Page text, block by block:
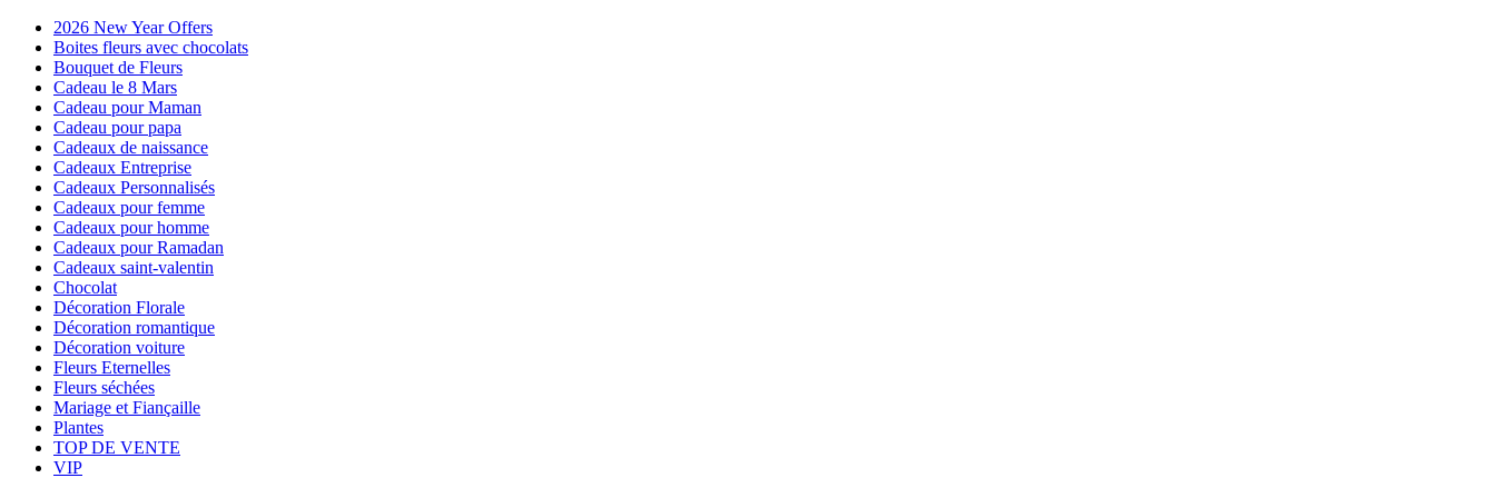
2026 New Year Offers
Boites fleurs avec chocolats
Bouquet de Fleurs
Cadeau le 8 Mars
Cadeau pour Maman
Cadeau pour papa
Cadeaux de naissance
Cadeaux Entreprise
Cadeaux Personnalisés
Cadeaux pour femme
Cadeaux pour homme
Cadeaux pour Ramadan
Cadeaux saint-valentin
Chocolat
Décoration Florale
Décoration romantique
Décoration voiture
Fleurs Eternelles
Fleurs séchées
Mariage et Fiançaille
Plantes
TOP DE VENTE
VIP